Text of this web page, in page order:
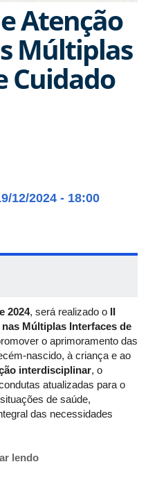
Atenção
Múltiplas
Cuidado
12/2024 - 18:00
2024, será realizado o
Múltiplas Interfaces de
o aprimoramento das
nascido, à criança e ao
interdisciplinar, o
atualizadas para o
de saúde,
das necessidades
Extensão e Cultura
lendo